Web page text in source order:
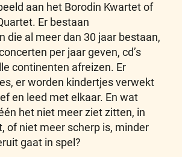
aan het Borodin Kwartet of
Er bestaan
die al meer dan 30 jaar bestaan,
per jaar geven, cd’s
continenten afreizen. Er
er worden kindertjes verwekt
en leed met elkaar. En wat
het niet meer ziet zitten, in
of niet meer scherp is, minder
gaat in spel?